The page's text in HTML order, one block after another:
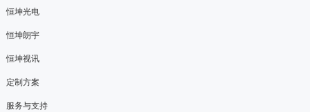
恒坤光电
恒坤朗宇
恒坤视讯
定制方案
服务与支持